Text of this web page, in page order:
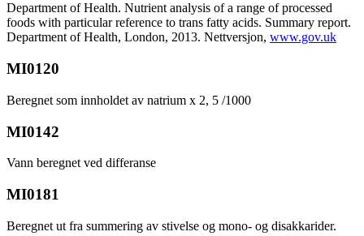
Department of Health. Nutrient analysis of a range of processed
foods with particular reference to trans fatty acids. Summary report.
Department of Health, London, 2013. Nettversjon, www.gov.uk
MI0120
Beregnet som innholdet av natrium x 2, 5 /1000
MI0142
Vann beregnet ved differanse
MI0181
Beregnet ut fra summering av stivelse og mono- og disakkarider.